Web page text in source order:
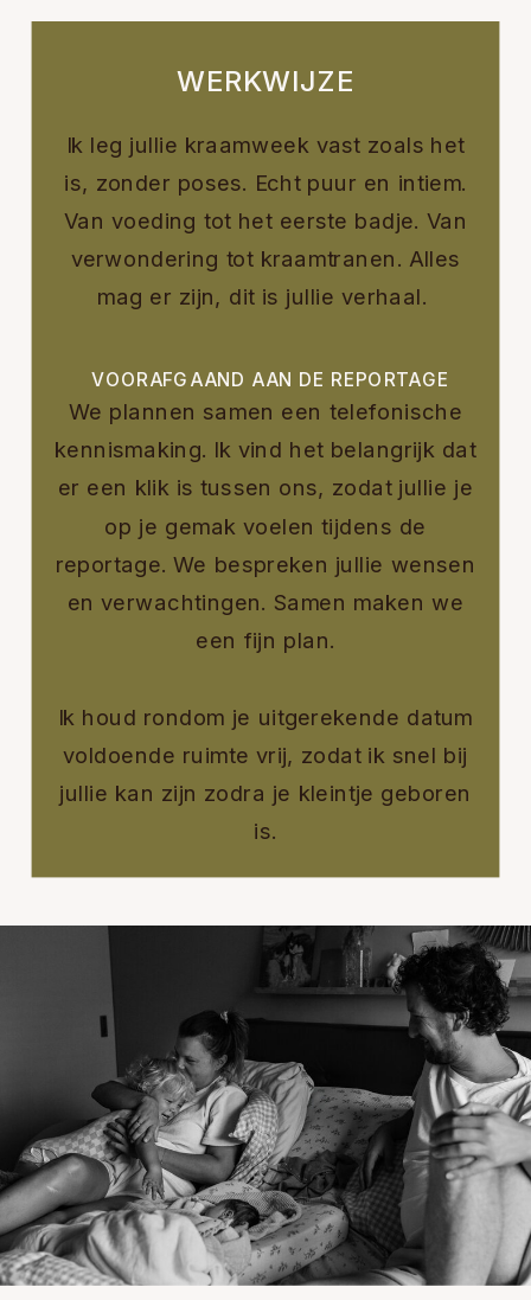
Ik leg jullie kraamweek vast zoals het
is, zonder poses. Echt puur en intiem.
Van voeding tot het eerste badje. Van
verwondering tot kraamtranen. Alles
mag er zijn, dit is jullie verhaal.
We plannen samen een telefonische
kennismaking. Ik vind het belangrijk dat
er een klik is tussen ons, zodat jullie je
op je gemak voelen tijdens de
reportage. We bespreken jullie wensen
en verwachtingen. Samen maken we
een fijn plan.
Ik houd rondom je uitgerekende datum
voldoende ruimte vrij, zodat ik snel bij
jullie kan zijn zodra je kleintje geboren
is.
WERKWIJZE
VOORAFGAAND AAN DE REPORTAGE